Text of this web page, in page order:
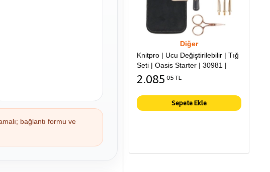
bağlantı formu ve
Diğer
Knitpro | Ucu Değiştirilebilir | Tığ
Seti | Oasis Starter | 30981 |
2.085 05 TL
Sepete Ekle